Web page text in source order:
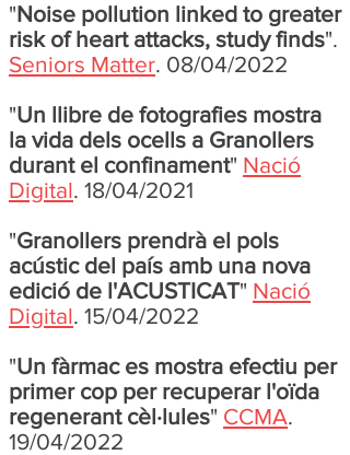
"Noise pollution linked to greater
risk of heart attacks, study finds".
Seniors Matter. 08/04/2022
"Un llibre de fotografies mostra
la vida dels ocells a Granollers
durant el confinament" Nació
Digital. 18/04/2021
"Granollers prendrà el pols
acústic del país amb una nova
edició de l'ACUSTICAT" Nació
Digital. 15/04/2022
"Un fàrmac es mostra efectiu per
primer cop per recuperar l'oïda
regenerant cèl·lules" CCMA.
19/04/2022